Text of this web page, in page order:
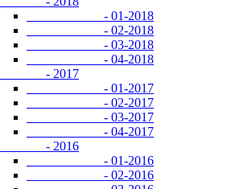
- 01-2018
- 02-2018
- 03-2018
- 04-2018
- 2017
- 01-2017
- 02-2017
- 03-2017
- 04-2017
- 2016
- 01-2016
- 02-2016